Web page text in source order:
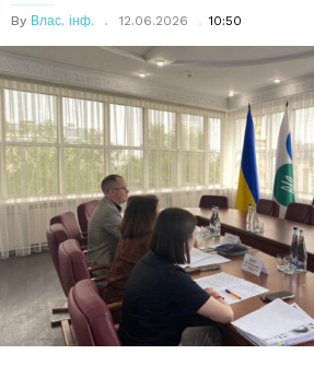
By Влас. інф. 12.06.2026 10:50